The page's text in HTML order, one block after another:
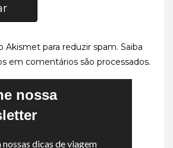
Akismet para reduzir spam. Saiba
em comentários são processados.
nossa
nossas dicas de viagem